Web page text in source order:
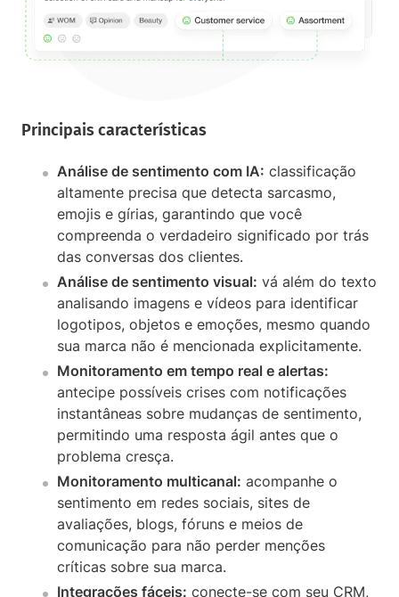
Principais características
Análise de sentimento com IA: classificação
altamente precisa que detecta sarcasmo,
emojis e gírias, garantindo que você
compreenda o verdadeiro significado por trás
das conversas dos clientes.
Análise de sentimento visual: vá além do texto
analisando imagens e vídeos para identificar
logotipos, objetos e emoções, mesmo quando
sua marca não é mencionada explicitamente.
Monitoramento em tempo real e alertas:
antecipe possíveis crises com notificações
instantâneas sobre mudanças de sentimento,
permitindo uma resposta ágil antes que o
problema cresça.
Monitoramento multicanal: acompanhe o
sentimento em redes sociais, sites de
avaliações, blogs, fóruns e meios de
comunicação para não perder menções
críticas sobre sua marca.
Integrações fáceis: conecte-se com seu CRM,